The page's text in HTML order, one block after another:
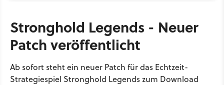
Stronghold Legends - Neuer
Patch veröffentlicht
Ab sofort steht ein neuer Patch für das Echtzeit-
Strategiespiel Stronghold Legends zum Download